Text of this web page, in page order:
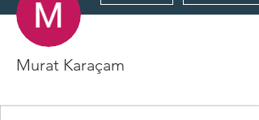
Murat Karaçam